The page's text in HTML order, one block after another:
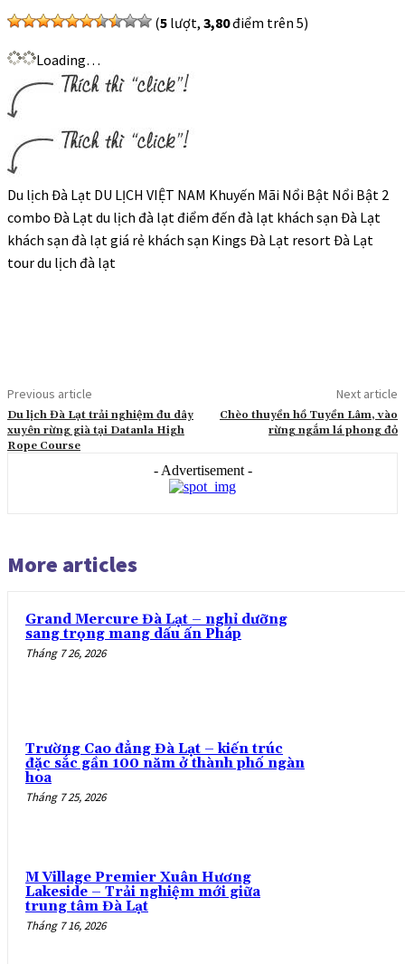
(5 lượt, 3,80điểm trên 5)
Loading…
Du lịch Đà Lạt DU LỊCH VIỆT NAM Khuyến Mãi Nổi Bật Nổi Bật 2
combo Đà Lạt du lịch đà lạt điểm đến đà lạt khách sạn Đà Lạt
khách sạn đà lạt giá rẻ khách sạn Kings Đà Lạt resort Đà Lạt
tour du lịch đà lạt
Previous article
Du lịch Đà Lạt trải nghiệm đu dây
xuyên rừng già tại Datanla High
Rope Course
Next article
Chèo thuyền hồ Tuyền Lâm, vào
rừng ngắm lá phong đỏ
- Advertisement -
More articles
Grand Mercure Đà Lạt – nghỉ dưỡng
sang trọng mang dấu ấn Pháp
Tháng 7 26, 2026
Trường Cao đẳng Đà Lạt – kiến trúc
đặc sắc gần 100 năm ở thành phố ngàn
hoa
Tháng 7 25, 2026
M Village Premier Xuân Hương
Lakeside – Trải nghiệm mới giữa
trung tâm Đà Lạt
Tháng 7 16, 2026